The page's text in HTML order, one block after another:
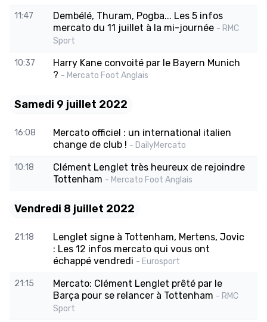
11:47
Dembélé, Thuram, Pogba... Les 5 infos
mercato du 11 juillet à la mi-journée - RMC
Sport
10:37
Harry Kane convoité par le Bayern Munich
? - Mercato Foot Anglais
Samedi 9 juillet 2022
16:08
Mercato officiel : un international italien
change de club ! - DailyMercato
10:18
Clément Lenglet très heureux de rejoindre
Tottenham - Mercato Foot Anglais
Vendredi 8 juillet 2022
21:18
Lenglet signe à Tottenham, Mertens, Jovic
: Les 12 infos mercato qui vous ont
échappé vendredi - Eurosport
21:15
Mercato: Clément Lenglet prêté par le
Barça pour se relancer à Tottenham - RMC
Sport